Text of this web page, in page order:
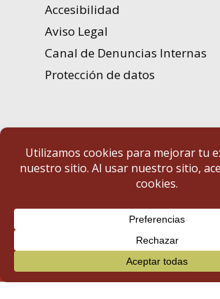
Accesibilidad
Aviso Legal
Canal de Denuncias Internas
Protección de datos
Portal de Transparencia | Diputación